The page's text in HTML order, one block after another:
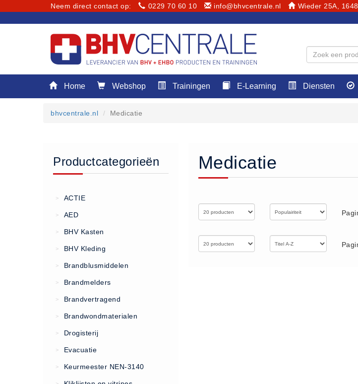
Neem direct contact op: 0229 70 60 10 info@bhvcentrale.nl Wieder 25A,
Home
Keuringen
Bedrijfsnoodplannen
Inspectiecentrale
Ons Team
Nieuws
Contact
Home Webshop Trainingen E-Learning Diensten
bhvcentrale.nl Medicatie
Productcategorieën
> ACTIE
> AED
> BHV Kasten
> BHV Kleding
> Brandblusmiddelen
> Brandmelders
> Brandvertragend
> Brandwondmaterialen
> Drogisterij
> Evacuatie
> Keurmeester NEN-3140
Medicatie